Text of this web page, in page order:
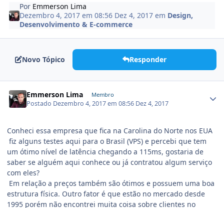
Por Emmerson Lima
Dezembro 4, 2017 em 08:56 Dez 4, 2017 em Design,
Desenvolvimento & E-commerce
Novo Tópico Responder
Emmerson Lima Membro
Postado Dezembro 4, 2017 em 08:56 Dez 4, 2017
Conheci essa empresa que fica na Carolina do Norte nos EUA
fiz alguns testes aqui para o Brasil (VPS) e percebi que tem
um ótimo nível de latência chegando a 115ms, gostaria de
saber se alguém aqui conhece ou já contratou algum serviço
com eles?
Em relação a preços também são ótimos e possuem uma boa
estrutura física. Outro fator é que estão no mercado desde
1995 porém não encontrei muita coisa sobre clientes no